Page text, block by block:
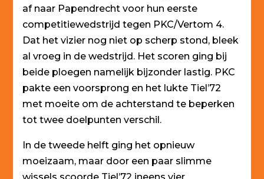
af naar Papendrecht voor hun eerste
competitiewedstrijd tegen PKC/Vertom 4.
Dat het vizier nog niet op scherp stond, bleek
al vroeg in de wedstrijd. Het scoren ging bij
beide ploegen namelijk bijzonder lastig. PKC
pakte een voorsprong en het lukte Tiel’72
met moeite om de achterstand te beperken
tot twee doelpunten verschil.
In de tweede helft ging het opnieuw
moeizaam, maar door een paar slimme
wissels scoorde Tiel’72 ineens vier